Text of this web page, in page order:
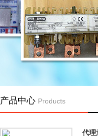
产品中心 Products
代理